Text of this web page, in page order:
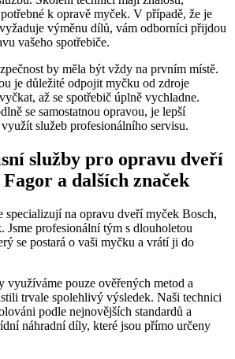
k opravě myček. V případě, že je
výměnu dílů, vám odborníci přijdou
vašeho spotřebiče.
by měla být vždy na prvním místě.
je důležité odpojit myčku od zdroje
až se spotřebič úplně vychladne.
se samostatnou opravou, je lepší
služeb profesionálního servisu.
služby pro opravu dveří
a dalších značek
specializují na opravu dveří myček Bosch,
Jsme profesionální tým s dlouholetou
se postará o vaši myčku a vrátí ji do
využíváme pouze ověřených metod a
trvale spolehlivý výsledek. Naši technici
podle nejnovějších standardů a
náhradní díly, které jsou přímo určeny